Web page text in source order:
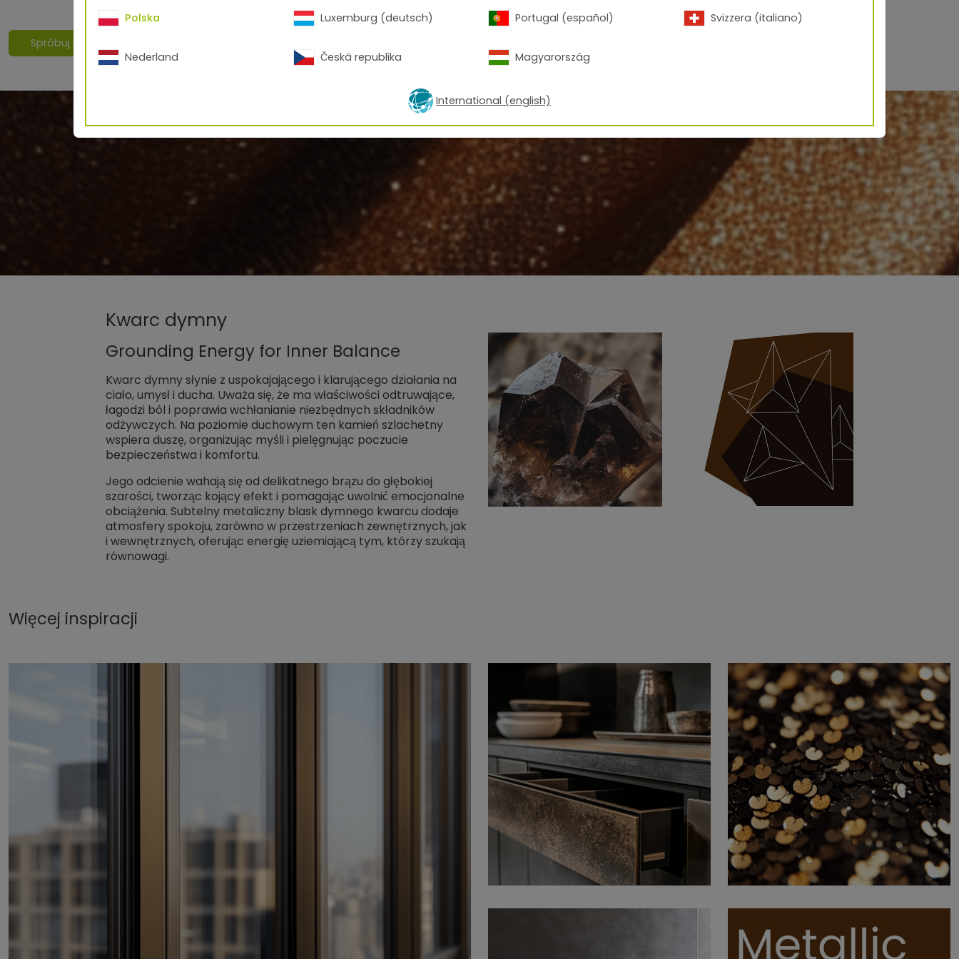
Spróbuj użyć TigeRator
Kwarc dymny
Grounding Energy for Inner Balance
Kwarc dymny słynie z uspokajającego i klarującego działania na
ciało, umysł i ducha. Uważa się, że ma właściwości odtruwające,
łagodzi ból i poprawia wchłanianie niezbędnych składników
odżywczych. Na poziomie duchowym ten kamień szlachetny
wspiera duszę, organizując myśli i pielęgnując poczucie
bezpieczeństwa i komfortu.
Jego odcienie wahają się od delikatnego brązu do głębokiej
szarości, tworząc kojący efekt i pomagając uwolnić emocjonalne
obciążenia. Subtelny metaliczny blask dymnego kwarcu dodaje
atmosfery spokoju, zarówno w przestrzeniach zewnętrznych, jak
i wewnętrznych, oferując energię uziemiającą tym, którzy szukają
równowagi.
Więcej inspiracji
Polska
Nederland
Luxemburg (deutsch)
Česká republika
Portugal (español)
Magyarország
Svizzera (italiano)
International (english)